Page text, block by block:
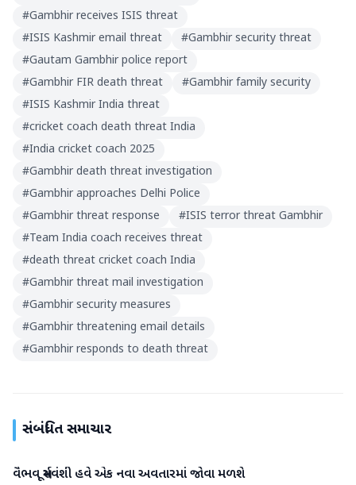
#Gambhir receives ISIS threat
#ISIS Kashmir email threat #Gambhir security threat
#Gautam Gambhir police report
#Gambhir FIR death threat #Gambhir family security
#ISIS Kashmir India threat
#cricket coach death threat India
#India cricket coach 2025
#Gambhir death threat investigation
#Gambhir approaches Delhi Police
#Gambhir threat response #ISIS terror threat Gambhir
#Team India coach receives threat
#death threat cricket coach India
#Gambhir threat mail investigation
#Gambhir security measures
#Gambhir threatening email details
#Gambhir responds to death threat
સંબંધિત સમાચાર
રમતગમત
વૈભવ સૂર્યવંશી હવે એક નવા અવતારમાં જોવા મળશે